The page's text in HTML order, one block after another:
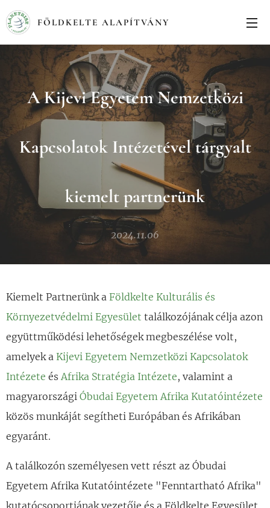
FÖLDKELTE ALAPÍTVÁNY
A Kijevi Egyetem Nemzetközi
Kapcsolatok Intézetével tárgyalt
kiemelt partnerünk
2024.11.06
Kiemelt Partnerünk a Földkelte Kulturális és
Környezetvédelmi Egyesület találkozójának célja azon
együttműködési lehetőségek megbeszélése volt,
amelyek a Kijevi Egyetem Nemzetközi Kapcsolatok
Intézete és Afrika Stratégia Intézete, valamint a
magyarországi Óbudai Egyetem Afrika Kutatóintézete
közös munkáját segítheti Európában és Afrikában
egyaránt.
A találkozón személyesen vett részt az Óbudai
Egyetem Afrika Kutatóintézete "Fenntartható Afrika"
kutatócsoportjának vezetője és a Földkelte Egyesület